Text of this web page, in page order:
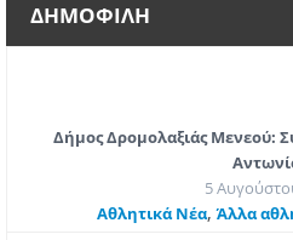
ΔΗΜΟΦΙΛΗ
Δήμος Δρομολαξιάς Μενεού:
5
Αθλητικά Νέα,Άλλα